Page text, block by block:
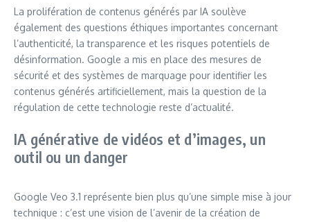
La prolifération de contenus générés par IA soulève
également des questions éthiques importantes concernant
l’authenticité, la transparence et les risques potentiels de
désinformation. Google a mis en place des mesures de
sécurité et des systèmes de marquage pour identifier les
contenus générés artificiellement, mais la question de la
régulation de cette technologie reste d’actualité.
IA générative de vidéos et d’images, un
outil ou un danger
Google Veo 3.1 représente bien plus qu’une simple mise à jour
technique : c’est une vision de l’avenir de la création de